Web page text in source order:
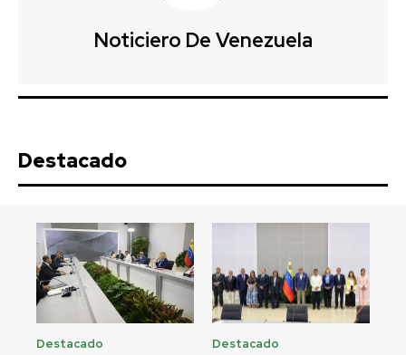
Noticiero De Venezuela
Destacado
Destacado Destacado